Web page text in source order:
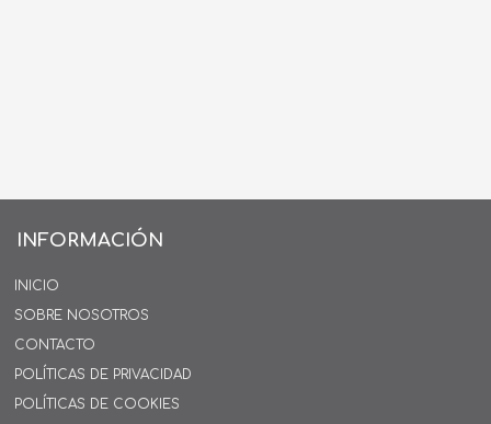
INFORMACIÓN
INICIO
SOBRE NOSOTROS
CONTACTO
POLÍTICAS DE PRIVACIDAD
POLÍTICAS DE COOKIES